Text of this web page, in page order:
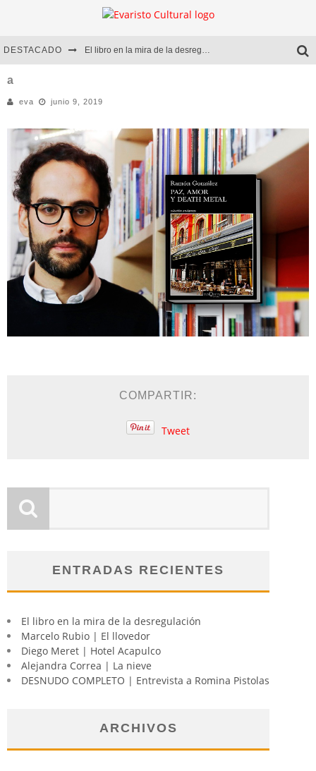
DESTACADO El libro en la mira de la desregulación
Diego Meret | Hotel Acapulco
Alejandra Correa | La nieve
a
eva junio 9, 2019
COMPARTIR:
Tweet
ENTRADAS RECIENTES
El libro en la mira de la desregulación
Marcelo Rubio | El llovedor
Diego Meret | Hotel Acapulco
Alejandra Correa | La nieve
DESNUDO COMPLETO | Entrevista a Romina Pistolas
ARCHIVOS